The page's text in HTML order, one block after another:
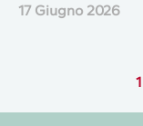
17 Giugno 2026
1